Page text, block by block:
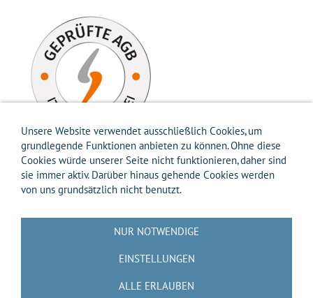
Versandkosten-InfoZahlungsarten-InfoHilfeDatenschutz
Entsorgung gemäß Verpackungsverordnung
🟨📝 VERTRAG WIDERRUFEN 📝🟨
Unsere Website verwendet ausschließlich Cookies, um
grundlegende Funktionen anbieten zu können. Ohne diese
Cookies würde unserer Seite nicht funktionieren, daher sind
sie immer aktiv. Darüber hinaus gehende Cookies werden
von uns grundsätzlich nicht benutzt.
NUR NOTWENDIGE
EINSTELLUNGEN
ALLE ERLAUBEN